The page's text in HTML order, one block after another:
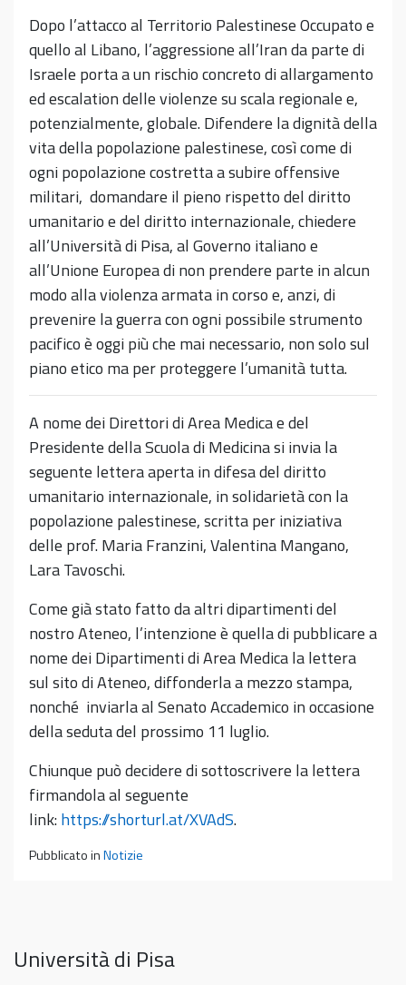
Dopo l’attacco al Territorio Palestinese Occupato e
quello al Libano, l’aggressione all’Iran da parte di
Israele porta a un rischio concreto di allargamento
ed escalation delle violenze su scala regionale e,
potenzialmente, globale. Difendere la dignità della
vita della popolazione palestinese, così come di
ogni popolazione costretta a subire offensive
militari, domandare il pieno rispetto del diritto
umanitario e del diritto internazionale, chiedere
all’Università di Pisa, al Governo italiano e
all’Unione Europea di non prendere parte in alcun
modo alla violenza armata in corso e, anzi, di
prevenire la guerra con ogni possibile strumento
pacifico è oggi più che mai necessario, non solo sul
piano etico ma per proteggere l’umanità tutta.
A nome dei Direttori di Area Medica e del
Presidente della Scuola di Medicina si invia la
seguente lettera aperta in difesa del diritto
umanitario internazionale, in solidarietà con la
popolazione palestinese, scritta per iniziativa
delle prof. Maria Franzini, Valentina Mangano,
Lara Tavoschi.
Come già stato fatto da altri dipartimenti del
nostro Ateneo, l’intenzione è quella di pubblicare a
nome dei Dipartimenti di Area Medica la lettera
sul sito di Ateneo, diffonderla a mezzo stampa,
nonché inviarla al Senato Accademico in occasione
della seduta del prossimo 11 luglio.
Chiunque può decidere di sottoscrivere la lettera
firmandola al seguente
link:https://shorturl.at/XVAdS.
Pubblicato inNotizie
Università di Pisa